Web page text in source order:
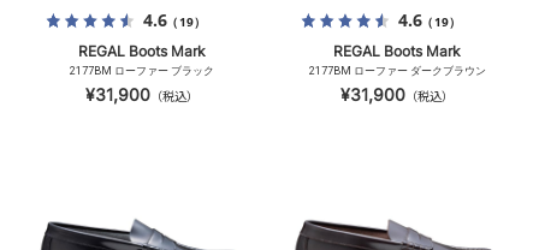
4.6（19）
REGAL Boots Mark
2177BM ローファー ブラック
¥31,900 （税込）
4.6（19）
REGAL Boots Mark
2177BM ローファー ダークブラウン
¥31,900 （税込）